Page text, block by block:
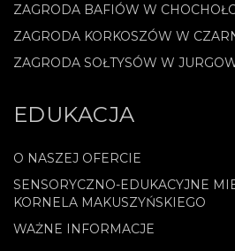
ZAGRODA BAFIÓW W
ZAGRODA KORKOSZÓW W
ZAGRODA SOŁTYSÓW W
EDUKACJA
O NASZEJ OFERCIE
SENSORYCZNO-EDUKACYJNE
KORNELA MAKUSZYŃSKIEGO
WAŻNE INFORMACJE